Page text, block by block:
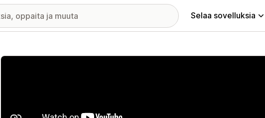
Selaa sovelluksia
Esittelykuvagalleria